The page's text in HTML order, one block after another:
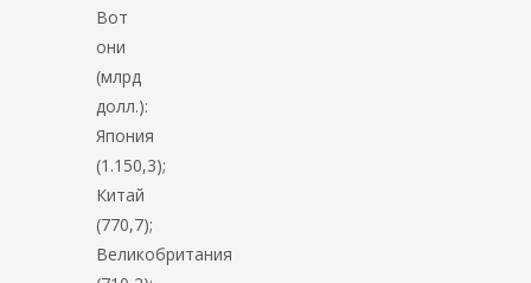
Вот
они
(млрд
долл.):
Япония
(1.150,3);
Китай
(770,7);
Великобритания